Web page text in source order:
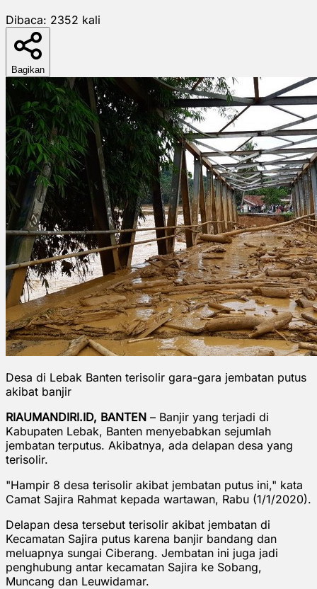
Dibaca: 2352 kali
Bagikan
Desa di Lebak Banten terisolir gara-gara jembatan putus
akibat banjir
RIAUMANDIRI.ID, BANTEN – Banjir yang terjadi di
Kabupaten Lebak, Banten menyebabkan sejumlah
jembatan terputus. Akibatnya, ada delapan desa yang
terisolir.
"Hampir 8 desa terisolir akibat jembatan putus ini," kata
Camat Sajira Rahmat kepada wartawan, Rabu (1/1/2020).
Delapan desa tersebut terisolir akibat jembatan di
Kecamatan Sajira putus karena banjir bandang dan
meluapnya sungai Ciberang. Jembatan ini juga jadi
penghubung antar kecamatan Sajira ke Sobang,
Muncang dan Leuwidamar.